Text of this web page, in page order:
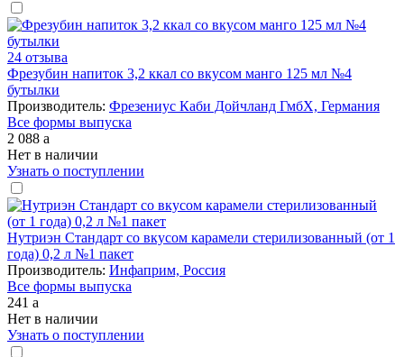
24 отзыва
Фрезубин напиток 3,2 ккал со вкусом манго 125 мл №4
бутылки
Производитель: Фрезениус Каби Дойчланд ГмбХ, Германия
Все формы выпуска
2 088 a
Нет в наличии
Узнать о поступлении
Нутриэн Стандарт со вкусом карамели стерилизованный (от 1
года) 0,2 л №1 пакет
Производитель: Инфаприм, Россия
Все формы выпуска
241 a
Нет в наличии
Узнать о поступлении